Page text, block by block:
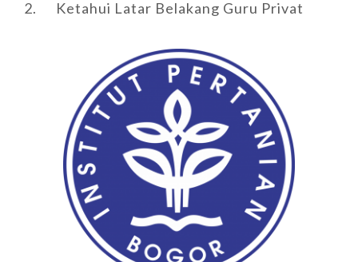
2. Ketahui Latar Belakang Guru Privat